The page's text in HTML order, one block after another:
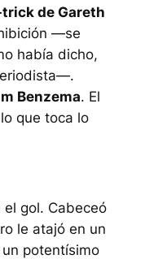
de Gareth
—se
había dicho,
Benzema. El
que toca lo
gol. Cabeceó
le atajó en un
potentísimo